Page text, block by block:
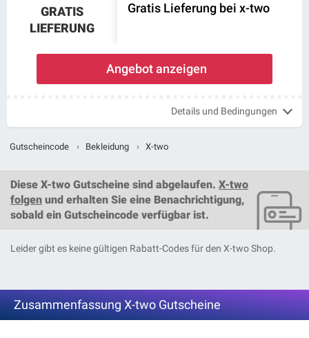
GRATIS
LIEFERUNG
Gratis Lieferung bei x-two
Angebot anzeigen
Details und Bedingungen
Gutscheincode › Bekleidung › X-two
Diese X-two Gutscheine sind abgelaufen. X-two
folgen und erhalten Sie eine Benachrichtigung,
sobald ein Gutscheincode verfügbar ist.
Leider gibt es keine gültigen Rabatt-Codes für den X-two Shop.
Zusammenfassung X-two Gutscheine